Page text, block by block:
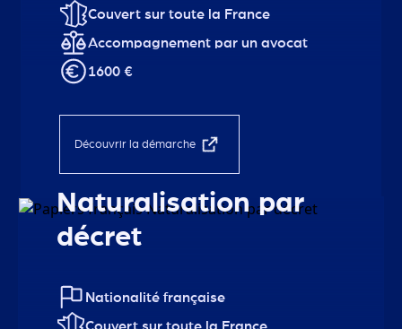
Couvert sur toute la France
Accompagnement par un avocat
1600 €
Découvrir la démarche
Naturalisation par
décret
Nationalité française